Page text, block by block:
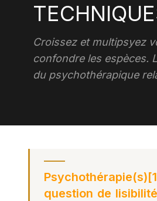
Croissez et multipsyez
confondre les espèces.
du psychothérapique
Psychothérapie(s)
question de